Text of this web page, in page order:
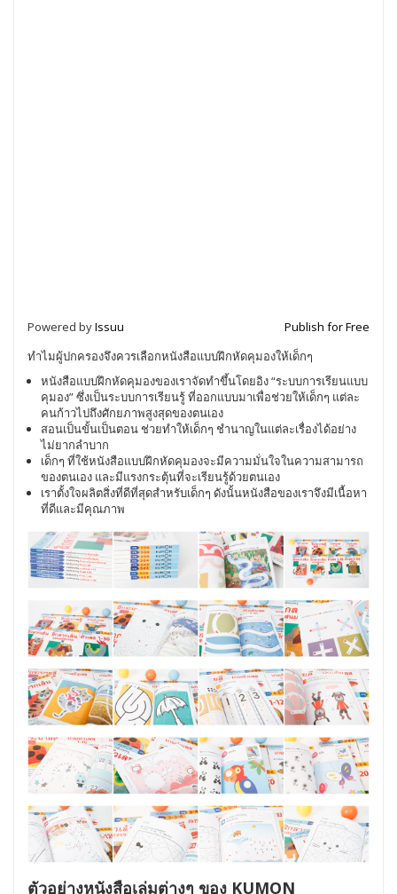
Powered byIssuu
Publish for Free
ทำไมผู้ปกครองจึงควรเลือกหนังสือแบบฝึกหัดคุมองให้เด็กๆ
หนังสือแบบฝึกหัดคุมองของเราจัดทำขึ้นโดยอิง “ระบบการเรียนแบบ
คุมอง” ซึ่งเป็นระบบการเรียนรู้ ที่ออกแบบมาเพื่อช่วยให้เด็กๆ แต่ละ
คนก้าวไปถึงศักยภาพสูงสุดของตนเอง
สอนเป็นขั้นเป็นตอน ช่วยทำให้เด็กๆ ชำนาญในแต่ละเรื่องได้อย่าง
ไม่ยากลำบาก
เด็กๆ ที่ใช้หนังสือแบบฝึกหัดคุมองจะมีความมั่นใจในความสามารถ
ของตนเอง และมีแรงกระตุ้นที่จะเรียนรู้ด้วยตนเอง
เราตั้งใจผลิตสิ่งที่ดีที่สุดสำหรับเด็กๆ ดังนั้นหนังสือของเราจึงมีเนื้อหา
ที่ดีและมีคุณภาพ
ตัวอย่างหนังสือเล่มต่างๆ ของ KUMON